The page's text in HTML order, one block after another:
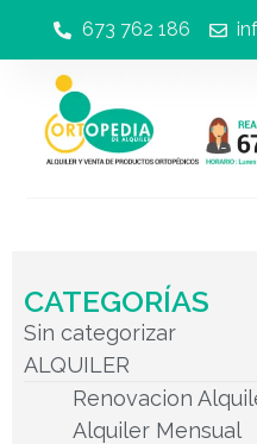
673 762 186
CATEGORÍAS
Sin categorizar
ALQUILER
Renovacion
Alquiler Mensual